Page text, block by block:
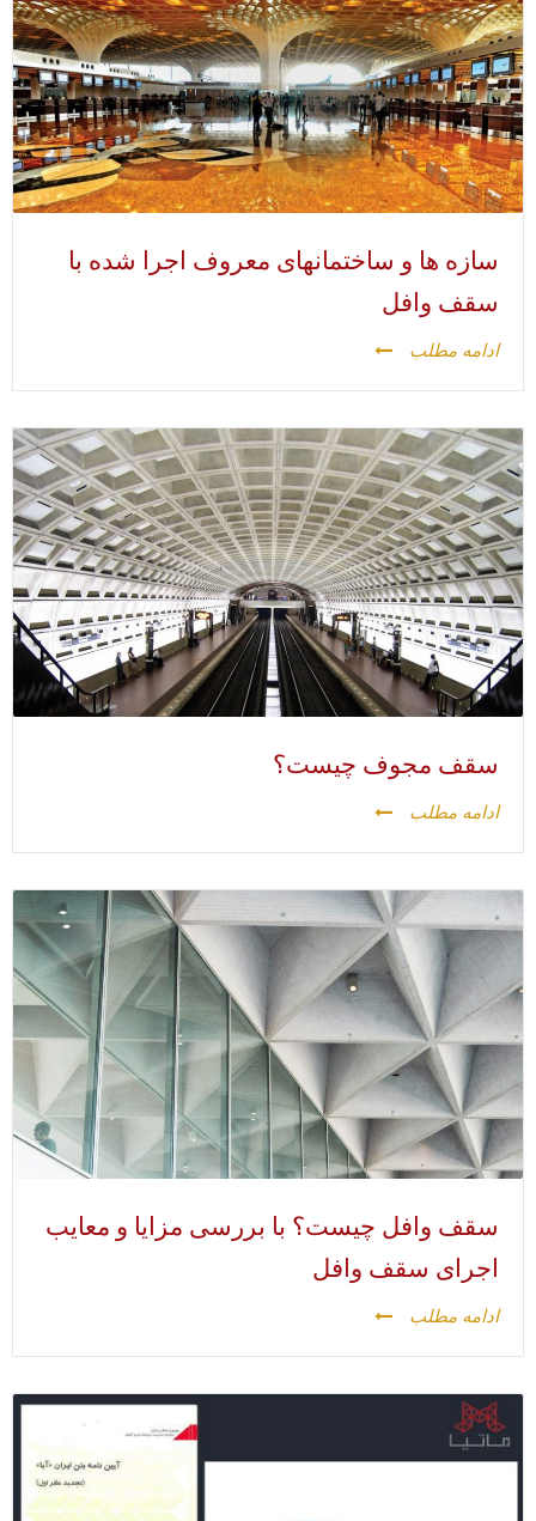
سازه ها و ساختمانهای معروف اجرا شده با
سقف وافل
ادامه مطلب
سقف مجوف چیست؟
ادامه مطلب
سقف وافل چیست؟ با بررسی مزایا و معایب
اجرای سقف وافل
ادامه مطلب